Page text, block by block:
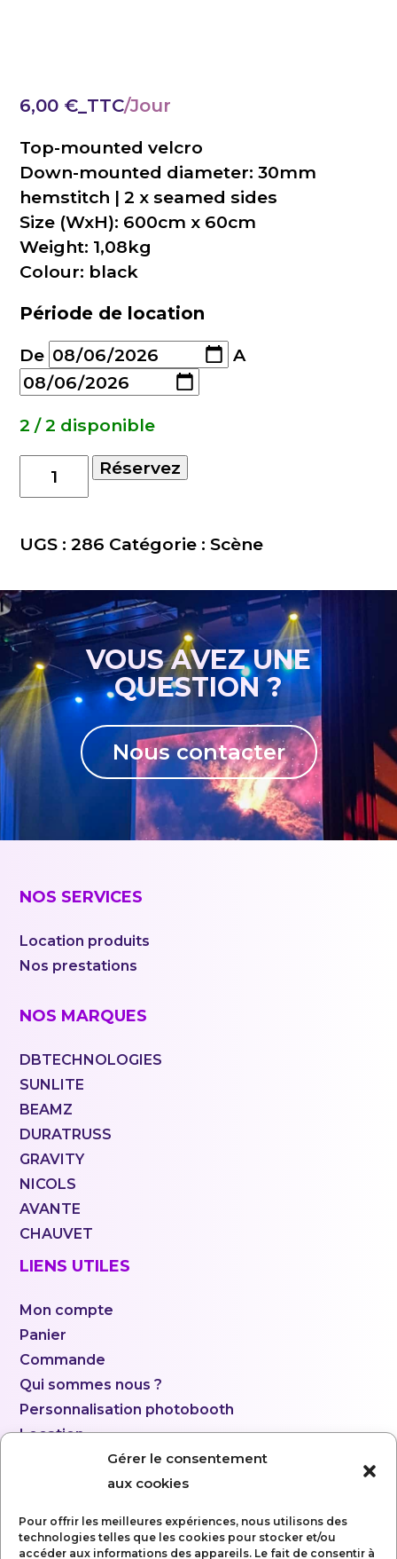
Gérer le consentement
aux cookies
Pour offrir les meilleures expériences, nous utilisons des
technologies telles que les cookies pour stocker et/ou
accéder aux informations des appareils. Le fait de consentir à
6,00 €_TTC
Top-mounted velcro
Down-mounted diameter: 30mm
hemstitch | 2 x seamed sides
Size (WxH): 600cm x 60cm
Weight: 1,08kg
Colour: black
Période de location
De
A
2 / 2 disponible
quantité
de
6mX60cm
Réservez
UGS :286 Catégorie :Scène
VOUS AVEZ UNE
QUESTION ?
Nous contacter
NOS SERVICES
Location produits
Nos prestations
NOS MARQUES
DBTECHNOLOGIES
SUNLITE
BEAMZ
DURATRUSS
GRAVITY
NICOLS
AVANTE
CHAUVET
LIENS UTILES
Mon compte
Panier
Commande
Qui sommes nous ?
Personnalisation photobooth
Location